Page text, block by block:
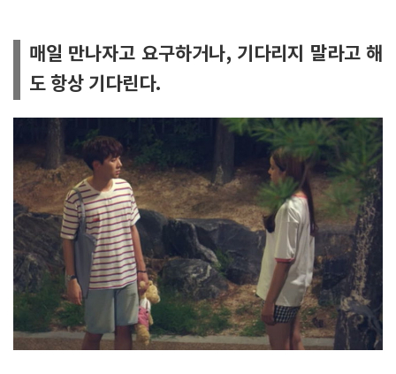
매일 만나자고 요구하거나, 기다리지 말라고 해
도 항상 기다린다.